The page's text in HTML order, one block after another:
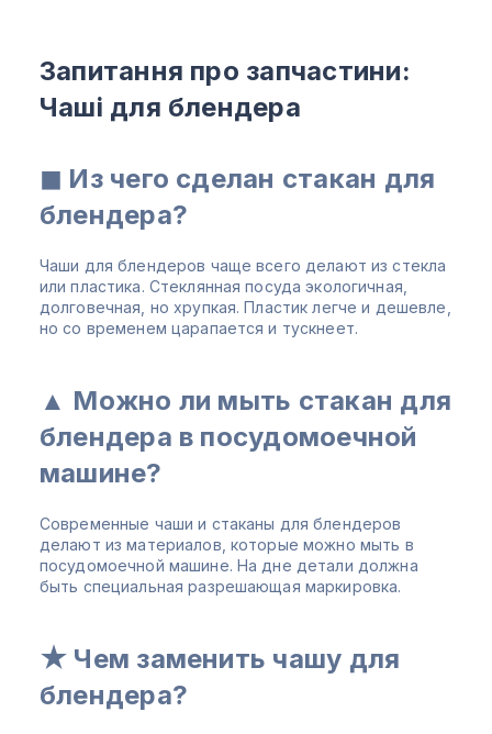
Запитання про запчастини:
Чаші для блендера
◼ Из чего сделан стакан для
блендера?
Чаши для блендеров чаще всего делают из стекла
или пластика. Стеклянная посуда экологичная,
долговечная, но хрупкая. Пластик легче и дешевле,
но со временем царапается и тускнеет.
▲ Можно ли мыть стакан для
блендера в посудомоечной
машине?
Современные чаши и стаканы для блендеров
делают из материалов, которые можно мыть в
посудомоечной машине. На дне детали должна
быть специальная разрешающая маркировка.
★ Чем заменить чашу для
блендера?